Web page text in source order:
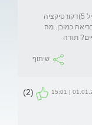
שלום דר' מלמד . בחורה שעברה בילדותה (גיל 5)דקורטיקציה
כמובן. מה
תודה
שיתוף
01.01.25 |
(2)